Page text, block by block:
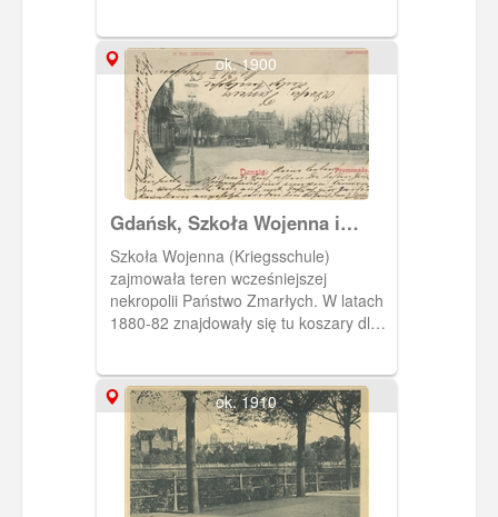
ok. 1900
Gdańsk, Szkoła Wojenna i
Promenada
Szkoła Wojenna (Kriegsschule)
zajmowała teren wcześniejszej
nekropolii Państwo Zmarłych. W latach
1880-82 znajdowały się tu koszary dla
obecna ulica 3 Maja.
ok. 1910